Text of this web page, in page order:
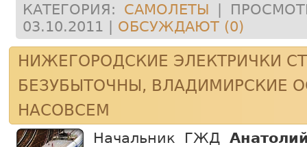
КАТЕГОРИЯ: САМОЛЕТЫ |
03.10.2011 | ОБСУЖДАЮТ (0)
НИЖЕГОРОДСКИЕ ЭЛЕКТРИЧКИ
БЕЗУБЫТОЧНЫ, ВЛАДИМИРСКИЕ
НАСОВСЕМ
Начальник ГЖД